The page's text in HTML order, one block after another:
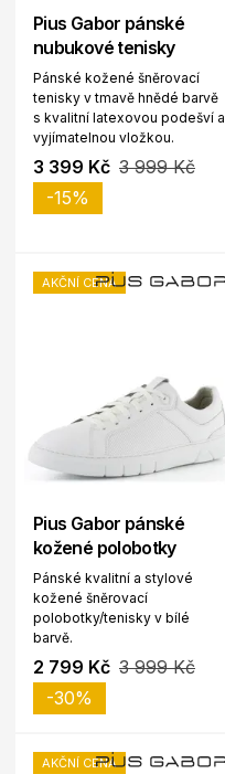
Pius Gabor pánské
nubukové tenisky
Pánské kožené šněrovací
tenisky v tmavě hnědé barvě
s kvalitní latexovou podešví a
vyjímatelnou vložkou.
3 399 Kč 3 999 Kč
-15%
AKČNÍ CENA
Pius Gabor pánské
kožené polobotky
Pánské kvalitní a stylové
kožené šněrovací
polobotky/tenisky v bílé
barvě.
2 799 Kč 3 999 Kč
-30%
AKČNÍ CENA